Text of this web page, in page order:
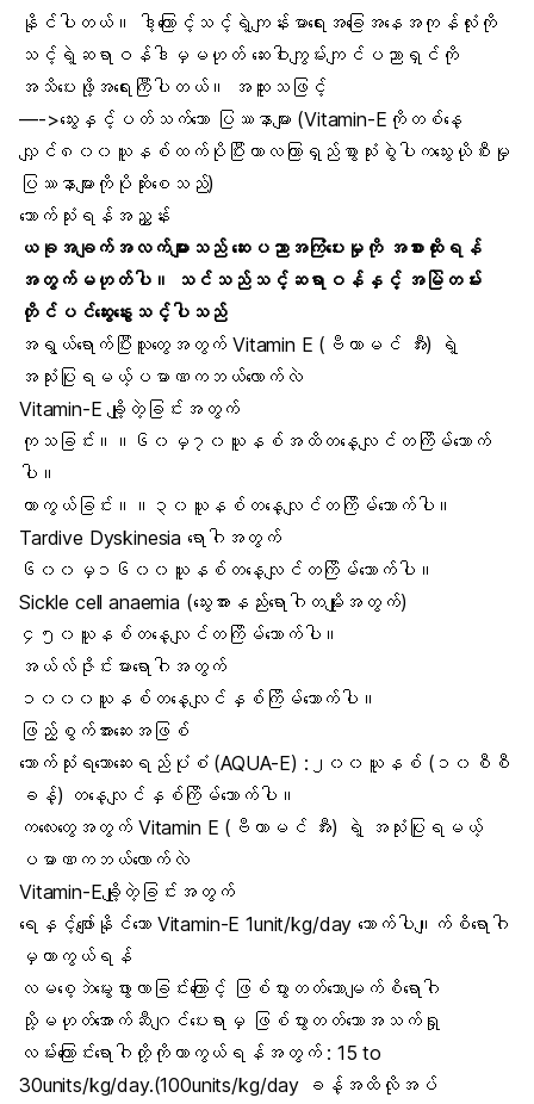
နိုင်ပါတယ်။ ဒါ့ကြောင့်သင့်ရဲ့ကျန်းမာရေးအခြေအနေအကုန်လုံးကို
သင့်ရဲ့ဆရာဝန်ဒါမှမဟုတ် ဆေးဝါးကျွမ်းကျင်ပညာရှင်ကို
အသိပေးဖို့အရေးကြီပါတယ်။ အထူးသဖြင့်
—->သွေးနှင့်ပတ်သက်သော ပြဿနာများ (Vitamin-Eကိုတစ်နေ့
လျှင်၈၀၀ယူနစ်ထက်ပိုပြီးကာလကြာရှည်စွာသုံးစွဲပါကသွေးယိုစီးမှု
ပြဿနာများကိုပိုဆိုးစေသည်)
သောက်သုံးရန်အညွှန်း
ယခုအချက်အလက်များသည် ဆေးပညာအကြံပေးမှုကို အစားထိုးရန်
အတွက်မဟုတ်ပါ။ သင်သည်သင့်ဆရာဝန်နှင့် အမြဲတမ်း
တိုင်ပင်ဆွေးနွေးသင့်ပါသည်
အရွယ်ရောက်ပြီးသူတွေအတွက် Vitamin E (ဗီတာမင် အီး) ရဲ့
အသုံးပြုရမယ့်ပမာဏကဘယ်လောက်လဲ
Vitamin-E ချို့တဲ့ခြင်းအတွက်
ကုသခြင်း။။၆၀မှ၇၀ယူနစ်အထိတနေ့လျင်တကြိမ်သောက်
ပါ။
ကာကွယ်ခြင်း။။၃၀ယူနစ်တနေ့လျင်တကြိမ်သောက်ပါ။
Tardive Dyskinesia ရောဂါအတွက်
၆၀၀မှ၁၆၀၀ယူနစ်တနေ့လျင်တကြိမ်သောက်ပါ။
Sickle cell anaemia (သွေးအားနည်းရောဂါတမျိုးအတွက်)
၄၅၀ယူနစ်တနေ့လျင်တကြိမ်သောက်ပါ။
အယ်လ်ဇိုင်းမားရောဂါအတွက်
၁၀၀၀ယူနစ်တနေ့လျင်နှစ်ကြိမ်သောက်ပါ။
ဖြည့်စွက်အားဆေးအဖြစ်
သောက်သုံးရသောဆေးရည်ပုံစံ (AQUA-E) :၂၀၀ယူနစ် (၁၀စီစီ
ခန့်) တနေ့လျင်နှစ်ကြိမ်သောက်ပါ။
ကလေးတွေအတွက် Vitamin E (ဗီတာမင် အီး) ရဲ့ အသုံးပြုရမယ့်
ပမာဏကဘယ်လောက်လဲ
Vitamin-Eချို့တဲ့ခြင်းအတွက်
ရေနှင့်ဖျော်နိုင်သော Vitamin-E 1unit/kg/day သောက်ပါ။ျက်စိရောဂါ
မှကာကွယ်ရန်
လမစေ့ဘဲမွေးဖွားလာခြင်းကြောင့် ဖြစ်ပွားတတ်သောမျက်စိရောဂါ
သို့မဟုတ်အောက်ဆီဂျင်ပေးရာမှ ဖြစ်ပွားတတ်သောအသက်ရှု
လမ်းကြောင်းရောဂါတို့ကိုကာကွယ်ရန်အတွက် : 15 to
30units/kg/day.(100units/kg/day ခန့်အထိလိုအပ်